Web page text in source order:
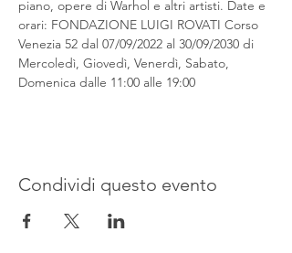
piano, opere di Warhol e altri artisti. Date e
orari: FONDAZIONE LUIGI ROVATI Corso
Venezia 52 dal 07/09/2022 al 30/09/2030 di
Mercoledì, Giovedì, Venerdì, Sabato,
Domenica dalle 11:00 alle 19:00
Condividi questo evento